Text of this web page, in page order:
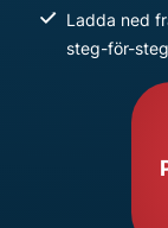
Ladda ned
steg-för-